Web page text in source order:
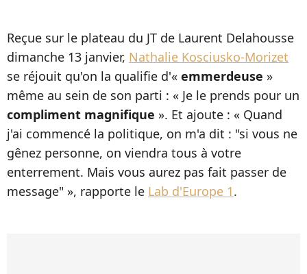
Reçue sur le plateau du JT de Laurent Delahousse
dimanche 13 janvier, Nathalie Kosciusko-Morizet
se réjouit qu'on la qualifie d'« emmerdeuse »
même au sein de son parti : « Je le prends pour un
compliment magnifique ». Et ajoute : « Quand
j'ai commencé la politique, on m'a dit : "si vous ne
gênez personne, on viendra tous à votre
enterrement. Mais vous aurez pas fait passer de
message" », rapporte le Lab d'Europe 1.